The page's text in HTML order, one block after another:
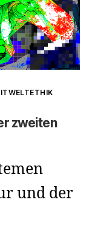
zweiten
und der